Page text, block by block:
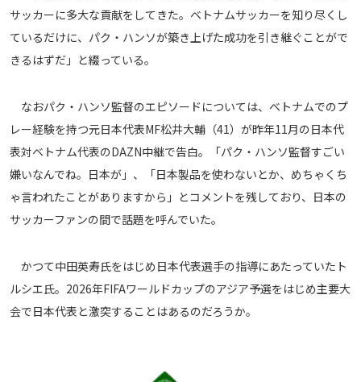
運営会社
ご利用にあたって
Share
© AbemaTV. Inc. All Rights Reserved.
サッカーに多大な貢献をしてきた。ベトナムサッカーを知り尽くし
ているだけに、パク・ハンソが築き上げた成功を引き継ぐことがで
きるはずだ」と綴っている。
なおパク・ハンソ監督のエピソードについては、ベトナムでのプ
レー経験を持つ元日本代表MF松井大輔（41）が昨年11月の日本代
表対ベトナム代表のDAZN中継で告白。「パク・ハンソ監督すごい
嫌いなんでね。日本が」、「日本製品を使わないとか、めちゃくち
ゃ言われたことがありますから」とコメントを残しており、日本の
サッカーファンの間で話題を呼んでいた。
かつて中田英寿氏をはじめ日本代表選手の指導にあたっていたト
ルシエ氏。2026年FIFAワールドカップのアジア予選をはじめ主要大
会で日本代表と激突することはあるのだろうか。